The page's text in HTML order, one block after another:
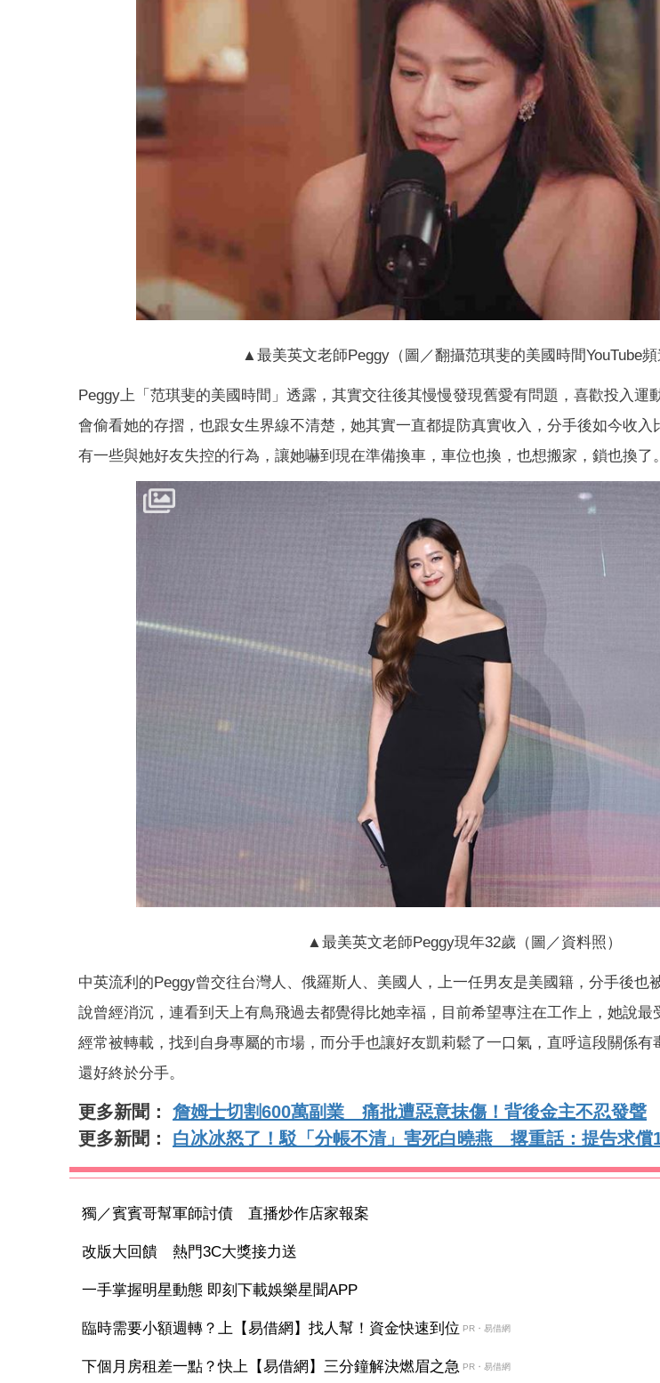
▲最美英文老師Peggy（圖／翻攝范琪斐的美國時間YouTube頻
Peggy上「范琪斐的美國時間」透露，其實交往後其慢慢發現舊愛有問題，喜歡投入運
會偷看她的存摺，也跟女生界線不清楚，她其實一直都提防真實收入，分手後如今收入
有一些與她好友失控的行為，讓她嚇到現在準備換車，車位也換，也想搬家，鎖也換了。
▲最美英文老師Peggy現年32歲（圖／資料照）
中英流利的Peggy曾交往台灣人、俄羅斯人、美國人，上一任男友是美國籍，分手後也
說曾經消沉，連看到天上有鳥飛過去都覺得比她幸福，目前希望專注在工作上，她說
經常被轉載，找到自身專屬的市場，而分手也讓好友凱莉鬆了一口氣，直呼這段關係有
還好終於分手。
更多新聞： 詹姆士切割600萬副業 痛批遭惡意抹傷！背後金主不忍發聲
更多新聞： 白冰冰怒了！駁「分帳不清」害死白曉燕 撂重話：提告求償
獨／賓賓哥幫軍師討債 直播炒作店家報案
改版大回饋 熱門3C大獎接力送
一手掌握明星動態 即刻下載娛樂星聞APP
臨時需要小額週轉？上【易借網】找人幫！資金快速到位 PR・易借網
下個月房租差一點？快上【易借網】三分鐘解決燃眉之急 PR・易借網